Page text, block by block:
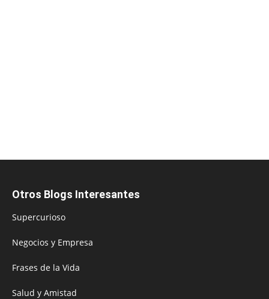
Otros Blogs Interesantes
Supercurioso
Negocios y Empresa
Frases de la Vida
Salud y Amistad